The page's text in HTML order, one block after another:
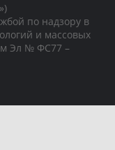
по надзору в
и массовых
Эл № ФС77 –